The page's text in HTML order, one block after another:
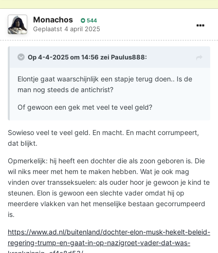
Monachos 544
Geplaatst 4 april 2025
Op 4-4-2025 om 14:56 zei Paulus888:
Elontje gaat waarschijnlijk een stapje terug doen.. Is de
man nog steeds de antichrist?
Of gewoon een gek met veel te veel geld?
Sowieso veel te veel geld. En macht. En macht corrumpeert,
dat blijkt.
Opmerkelijk: hij heeft een dochter die als zoon geboren is. Die
wil niks meer met hem te maken hebben. Wat je ook mag
vinden over transseksuelen: als ouder hoor je gewoon je kind te
steunen. Elon is gewoon een slechte vader omdat hij op
meerdere vlakken van het menselijke bestaan gecorrumpeerd
is.
https://www.ad.nl/buitenland/dochter-elon-musk-hekelt-beleid-
regering-trump-en-gaat-in-op-nazigroet-vader-dat-was-